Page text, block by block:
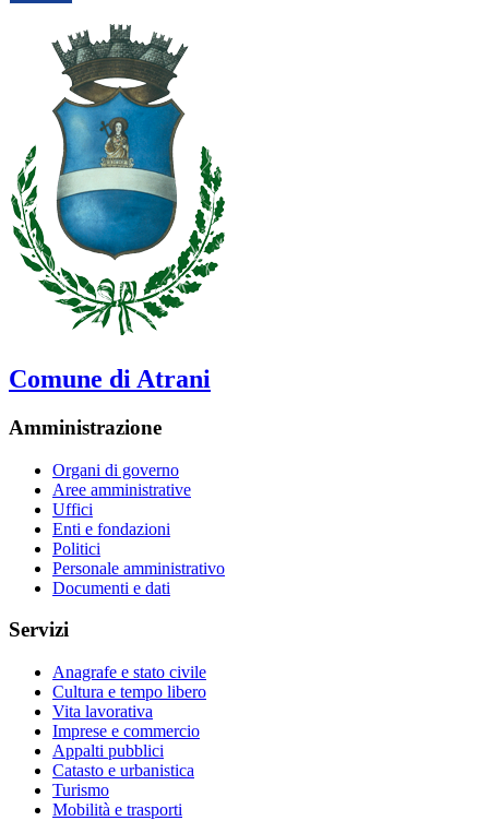
Comune di Atrani
Amministrazione
Organi di governo
Aree amministrative
Uffici
Enti e fondazioni
Politici
Personale amministrativo
Documenti e dati
Servizi
Anagrafe e stato civile
Cultura e tempo libero
Vita lavorativa
Imprese e commercio
Appalti pubblici
Catasto e urbanistica
Turismo
Mobilità e trasporti